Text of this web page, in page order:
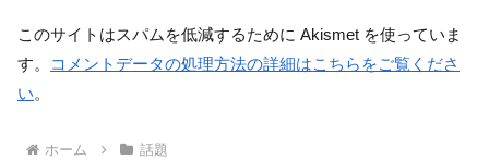
このサイトはスパムを低減するために Akismet を使っていま
す。
コメントデータの処理方法の詳細はこちらをご覧くださ
い。
ホーム 話題